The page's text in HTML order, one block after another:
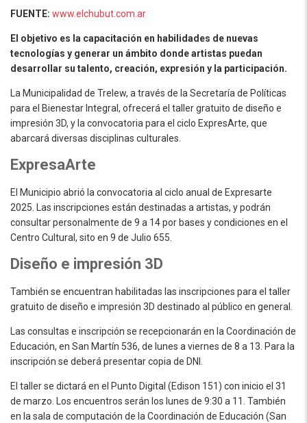
FUENTE: www.elchubut.com.ar
El objetivo es la capacitación en habilidades de nuevas
tecnologías y generar un ámbito donde artistas puedan
desarrollar su talento, creación, expresión y la participación.
La Municipalidad de Trelew, a través de la Secretaría de Políticas
para el Bienestar Integral, ofrecerá el taller gratuito de diseño e
impresión 3D, y la convocatoria para el ciclo ExpresArte, que
abarcará diversas disciplinas culturales.
ExpresaArte
El Municipio abrió la convocatoria al ciclo anual de Expresarte
2025. Las inscripciones están destinadas a artistas, y podrán
consultar personalmente de 9 a 14 por bases y condiciones en el
Centro Cultural, sito en 9 de Julio 655.
Diseño e impresión 3D
También se encuentran habilitadas las inscripciones para el taller
gratuito de diseño e impresión 3D destinado al público en general.
Las consultas e inscripción se recepcionarán en la Coordinación de
Educación, en San Martín 536, de lunes a viernes de 8 a 13. Para la
inscripción se deberá presentar copia de DNI.
El taller se dictará en el Punto Digital (Edison 151) con inicio el 31
de marzo. Los encuentros serán los lunes de 9:30 a 11. También
en la sala de computación de la Coordinación de Educación (San